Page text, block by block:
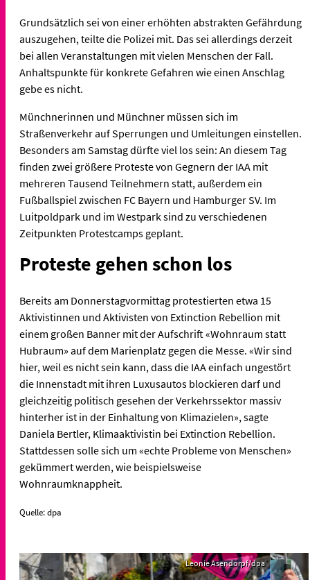
Grundsätzlich sei von einer erhöhten abstrakten Gefährdung
auszugehen, teilte die Polizei mit. Das sei allerdings derzeit
bei allen Veranstaltungen mit vielen Menschen der Fall.
Anhaltspunkte für konkrete Gefahren wie einen Anschlag
gebe es nicht.
Münchnerinnen und Münchner müssen sich im
Straßenverkehr auf Sperrungen und Umleitungen einstellen.
Besonders am Samstag dürfte viel los sein: An diesem Tag
finden zwei größere Proteste von Gegnern der IAA mit
mehreren Tausend Teilnehmern statt, außerdem ein
Fußballspiel zwischen FC Bayern und Hamburger SV. Im
Luitpoldpark und im Westpark sind zu verschiedenen
Zeitpunkten Protestcamps geplant.
Proteste gehen schon los
Bereits am Donnerstagvormittag protestierten etwa 15
Aktivistinnen und Aktivisten von Extinction Rebellion mit
einem großen Banner mit der Aufschrift «Wohnraum statt
Hubraum» auf dem Marienplatz gegen die Messe. «Wir sind
hier, weil es nicht sein kann, dass die IAA einfach ungestört
die Innenstadt mit ihren Luxusautos blockieren darf und
gleichzeitig politisch gesehen der Verkehrssektor massiv
hinterher ist in der Einhaltung von Klimazielen», sagte
Daniela Bertler, Klimaaktivistin bei Extinction Rebellion.
Stattdessen solle sich um «echte Probleme von Menschen»
gekümmert werden, wie beispielsweise
Wohnraumknappheit.
Quelle: dpa
Leonie Asendorpf/dpa